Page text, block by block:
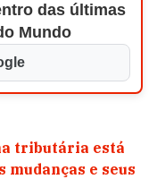
das últimas
Mundo
tributária está
mudanças e seus